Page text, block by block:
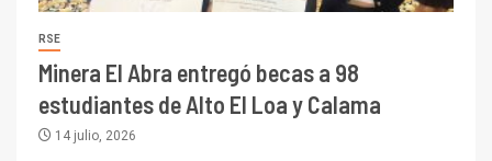
RSE
Minera El Abra entregó becas a 98
estudiantes de Alto El Loa y Calama
14 julio, 2026